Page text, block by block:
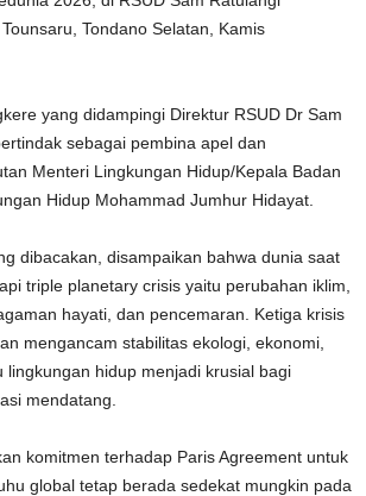
Tondano Selatan, Kamis
yang didampingi Direktur RSUD Dr Sam
sebagai pembina apel dan
Menteri Lingkungan Hidup/Kepala Badan
Hidup Mohammad Jumhur Hidayat.
dibacakan, disampaikan bahwa dunia saat
triple planetary crisis yaitu perubahan iklim,
hayati, dan pencemaran. Ketiga krisis
mengancam stabilitas ekologi, ekonomi,
lingkungan hidup menjadi krusial bagi
mendatang.
komitmen terhadap Paris Agreement untuk
global tetap berada sedekat mungkin pada